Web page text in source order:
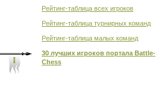
Рейтинг-таблица всех игроков
Рейтинг-таблица турнирных команд
Рейтинг-таблица малых команд
30 лучших игроков портала Battle-
Chess